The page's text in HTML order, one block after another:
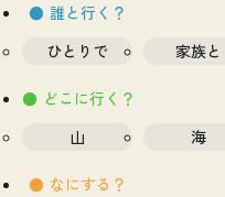
誰と行く？
ひとりで
家族と
どこに行く？
山
海
なにする？